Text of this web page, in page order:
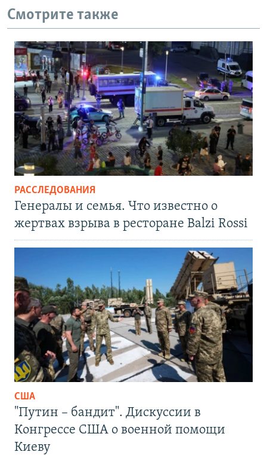
Смотрите также
РАССЛЕДОВАНИЯ
Генералы и семья. Что известно о
жертвах взрыва в ресторане Balzi Rossi
США
"Путин – бандит". Дискуссии в
Конгрессе США о военной помощи
Киеву